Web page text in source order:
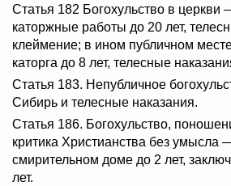
Статья 182 Богохульство в церкви
каторжные работы до 20 лет,
клеймение; в ином публичном
каторга до 8 лет, телесные
Статья 183. Непубличное
Сибирь и телесные наказания.
Статья 186. Богохульство,
критика Христианства без умысла
смирительном доме до 2 лет,
лет.